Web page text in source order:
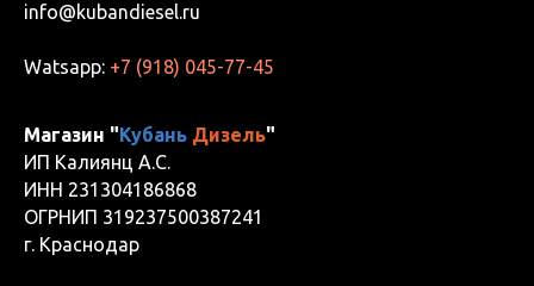
info@kubandiesel.ru
Watsapp: +7 (918) 045-77-45
Магазин "Кубань Дизель"
ИП Калиянц А.С.
ИНН 231304186868
ОГРНИП 319237500387241
г. Краснодар